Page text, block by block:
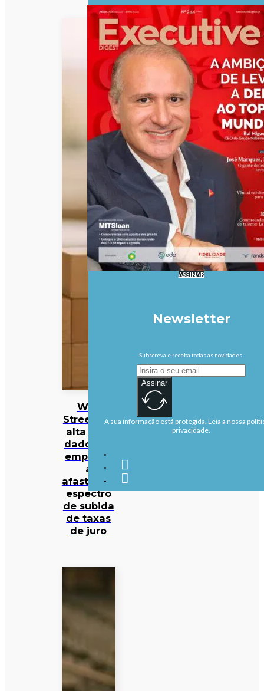
Wall
Street em
alta com
dados de
emprego
a
afastarem
espectro
de subida
de taxas
de juro
ASSINAR
Newsletter
Subscreva e receba todas as novidades.
Assinar
A sua informação está protegida. Leia a nossa
privacidade.